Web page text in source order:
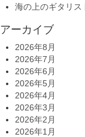
海の上のギタリス
アーカイブ
2026年8月
2026年7月
2026年6月
2026年5月
2026年4月
2026年3月
2026年2月
2026年1月